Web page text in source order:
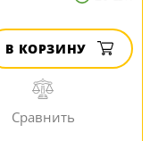
В КОРЗИНУ